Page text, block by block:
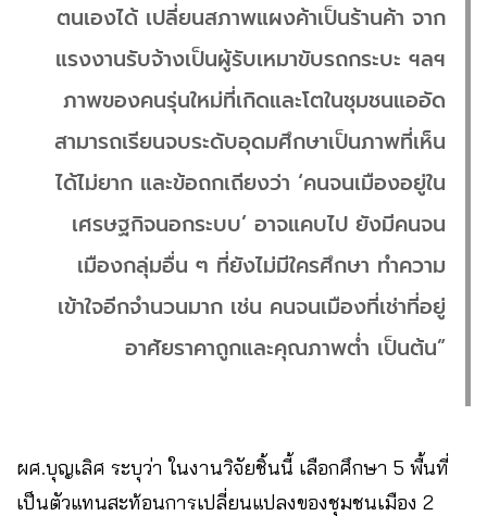
ตนเองได้ เปลี่ยนสภาพแผงค้าเป็นร้านค้า จาก
แรงงานรับจ้างเป็นผู้รับเหมาขับรถกระบะ ฯลฯ
ภาพของคนรุ่นใหม่ที่เกิดและโตในชุมชนแออัด
สามารถเรียนจบระดับอุดมศึกษาเป็นภาพที่เห็น
ได้ไม่ยาก และข้อถกเถียงว่า ‘คนจนเมืองอยู่ใน
เศรษฐกิจนอกระบบ’ อาจแคบไป ยังมีคนจน
เมืองกลุ่มอื่น ๆ ที่ยังไม่มีใครศึกษา ทำความ
เข้าใจอีกจำนวนมาก เช่น คนจนเมืองที่เช่าที่อยู่
อาศัยราคาถูกและคุณภาพต่ำ เป็นต้น”
ผศ.บุญเลิศ ระบุว่า ในงานวิจัยชิ้นนี้ เลือกศึกษา 5 พื้นที่
เป็นตัวแทนสะท้อนการเปลี่ยนแปลงของชุมชนเมือง 2